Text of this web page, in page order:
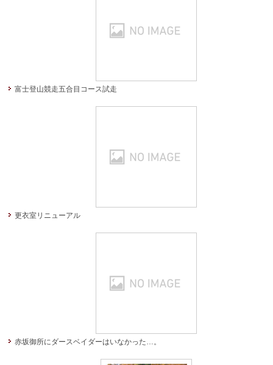
富士登山競走五合目コース試走
更衣室リニューアル
赤坂御所にダースベイダーはいなかった…。